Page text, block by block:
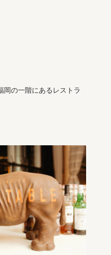
岡の一階にあるレストラ